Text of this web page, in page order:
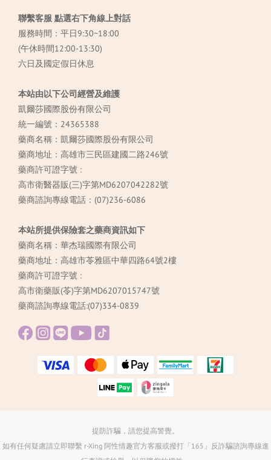
聯繫客服 點選右下角線上對話
服務時間：平日9:30~18:00
(午休時間12:00-13:30)
六日及國定假日休息
本站由以下公司經營及維護
凱爾莎國際股份有限公司
統一編號：24365388
藥商名稱：凱爾莎國際股份有限公司
藥商地址：高雄市三民區建國二路246號
藥商許可證字號 :
高市衛醫器販(三)字第MD6207042282號
藥商諮詢專線電話：(07)236-6086
本站所提供保險套之藥商資訊如下
藥商名稱：華杰瑞國際有限公司
藥商地址：高雄市苓雅區中華四路64號2樓
藥商許可證字號 :
高市衛藥販(苓)字第MD6207015747號
藥商諮詢專線電話:(07)334-0839
提防詐騙，請您提高警覺。
如有任何疑慮請立即聯繫 r-Xing 阿性情趣官方客服或撥打「165」反詐騙諮詢專線進